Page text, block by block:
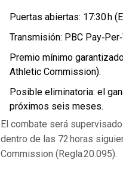
Puertas abiertas: 17:30 h
Transmisión: PBC
Premio mínimo
Athletic Commission).
Posible eliminatoria: el
próximos seis meses.
El combate será
dentro de las 72 horas
Commission (Regla 20.095).